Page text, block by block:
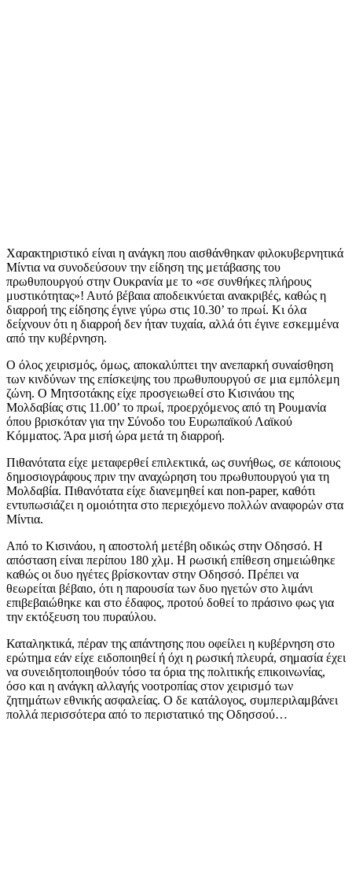
Χαρακτηριστικό είναι η ανάγκη που αισθάνθηκαν φιλοκυβερνητικά
Μίντια να συνοδεύσουν την είδηση της μετάβασης του
πρωθυπουργού στην Ουκρανία με το «σε συνθήκες πλήρους
μυστικότητας»! Αυτό βέβαια αποδεικνύεται ανακριβές, καθώς η
διαρροή της είδησης έγινε γύρω στις 10.30’ το πρωί. Κι όλα
δείχνουν ότι η διαρροή δεν ήταν τυχαία, αλλά ότι έγινε εσκεμμένα
από την κυβέρνηση.
Ο όλος χειρισμός, όμως, αποκαλύπτει την ανεπαρκή συναίσθηση
των κινδύνων της επίσκεψης του πρωθυπουργού σε μια εμπόλεμη
ζώνη. Ο Μητσοτάκης είχε προσγειωθεί στο Κισινάου της
Μολδαβίας στις 11.00’ το πρωί, προερχόμενος από τη Ρουμανία
όπου βρισκόταν για την Σύνοδο του Ευρωπαϊκού Λαϊκού
Κόμματος. Άρα μισή ώρα μετά τη διαρροή.
Πιθανότατα είχε μεταφερθεί επιλεκτικά, ως συνήθως, σε κάποιους
δημοσιογράφους πριν την αναχώρηση του πρωθυπουργού για τη
Μολδαβία. Πιθανότατα είχε διανεμηθεί και non-paper, καθότι
εντυπωσιάζει η ομοιότητα στο περιεχόμενο πολλών αναφορών στα
Μίντια.
Από το Κισινάου, η αποστολή μετέβη οδικώς στην Οδησσό. Η
απόσταση είναι περίπου 180 χλμ. Η ρωσική επίθεση σημειώθηκε
καθώς οι δυο ηγέτες βρίσκονταν στην Οδησσό. Πρέπει να
θεωρείται βέβαιο, ότι η παρουσία των δυο ηγετών στο λιμάνι
επιβεβαιώθηκε και στο έδαφος, προτού δοθεί το πράσινο φως για
την εκτόξευση του πυραύλου.
Καταληκτικά, πέραν της απάντησης που οφείλει η κυβέρνηση στο
ερώτημα εάν είχε ειδοποιηθεί ή όχι η ρωσική πλευρά, σημασία έχει
να συνειδητοποιηθούν τόσο τα όρια της πολιτικής επικοινωνίας,
όσο και η ανάγκη αλλαγής νοοτροπίας στον χειρισμό των
ζητημάτων εθνικής ασφαλείας. Ο δε κατάλογος, συμπεριλαμβάνει
πολλά περισσότερα από το περιστατικό της Οδησσού…